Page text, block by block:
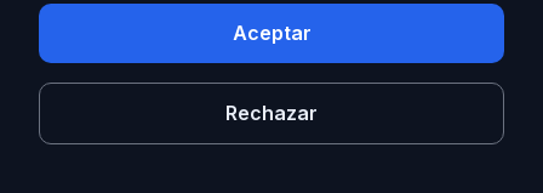
¿Puedo reducir las falsas alertas
provocadas por admiradores?
Aceptar
Rechazar